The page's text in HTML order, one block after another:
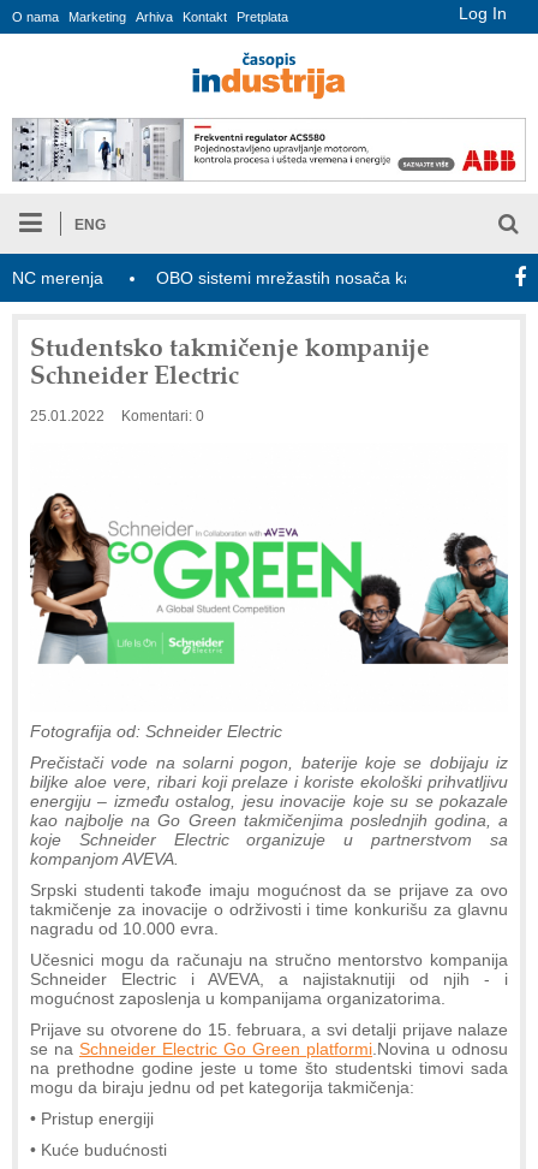
Log In
O nama Marketing Arhiva Kontakt Pretplata
ENG
OBO sistemi mrežastih nosača kablova Novi
Studentsko takmičenje kompanije
Schneider Electric
25.01.2022 Komentari: 0
Fotografija od: Schneider Electric
Prečistači vode na solarni pogon, baterije koje se dobijaju iz
biljke aloe vere, ribari koji prelaze i koriste ekološki prihvatljivu
energiju – između ostalog, jesu inovacije koje su se pokazale
kao najbolje na Go Green takmičenjima poslednjih godina, a
koje Schneider Electric organizuje u partnerstvom sa
kompanjom AVEVA.
Srpski studenti takođe imaju mogućnost da se prijave za ovo
takmičenje za inovacije o održivosti i time konkurišu za glavnu
nagradu od 10.000 evra.
Učesnici mogu da računaju na stručno mentorstvo kompanija
Schneider Electric i AVEVA, a najistaknutiji od njih - i
mogućnost zaposlenja u kompanijama organizatorima.
Prijave su otvorene do 15. februara, a svi detalji prijave nalaze
se na Schneider Electric Go Green platformi .Novina u odnosu
na prethodne godine jeste u tome što studentski timovi sada
mogu da biraju jednu od pet kategorija takmičenja:
• Pristup energiji
• Kuće budućnosti